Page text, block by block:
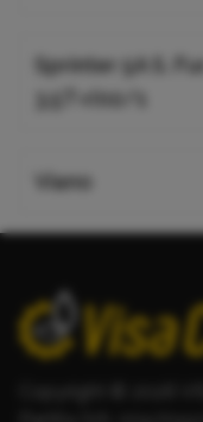
Sprinter 5A S. Fur.
3,5T<(02/1
Viano